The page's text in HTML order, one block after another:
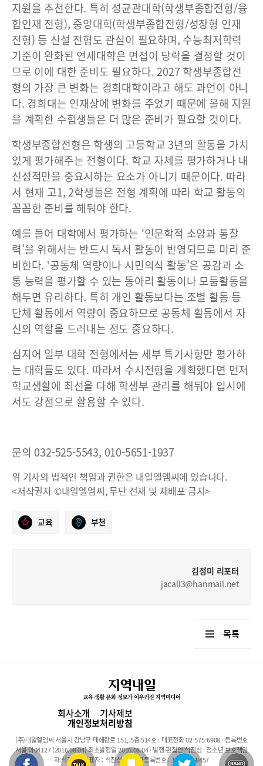
지원을 추천한다. 특히 성균관대학(학생부종합전형/융
합인재 전형), 중앙대학(학생부종합전형/성장형 인재
전형) 등 신설 전형도 관심이 필요하며, 수능최저학력
기준이 완화된 연세대학은 면접이 당락을 결정할 것이
므로 이에 대한 준비도 필요하다. 2027 학생부종합전
형의 가장 큰 변화는 경희대학이라고 해도 과언이 아니
다. 경희대는 인재상에 변화를 주었기 때문에 올해 지원
을 계획한 수험생들은 더 많은 준비가 필요할 것이다.
학생부종합전형은 학생의 고등학교 3년의 활동을 가치
있게 평가해주는 전형이다. 학교 자체를 평가하거나 내
신성적만을 중요시하는 요소가 아니기 때문이다. 따라
서 현재 고1, 2학생들은 전형 계획에 따라 학교 활동의
꼼꼼한 준비를 해둬야 한다.
예를 들어 대학에서 평가하는 ‘인문학적 소양과 통찰
력’을 위해서는 반드시 독서 활동이 반영되므로 미리 준
비한다. ‘공동체 역량이나 시민의식 활동’은 공감과 소
통 능력을 평가할 수 있는 동아리 활동이나 모둠활동을
해두면 유리하다. 특히 개인 활동보다는 조별 활동 등
단체 활동에서 역량이 중요하므로 공동체 활동에서 자
신의 역할을 드러내는 점도 중요하다.
심지어 일부 대학 전형에서는 세부 특기사항만 평가하
는 대학들도 있다. 따라서 수시전형을 계획했다면 먼저
학교생활에 최선을 다해 학생부 관리를 해둬야 입시에
서도 강점으로 활용할 수 있다.
문의 032-525-5543, 010-5651-1937
위 기사의 법적인 책임과 권한은 내일엘엠씨에 있습니다.
<저작권자 ©내일엘엠씨, 무단 전재 및 재배포 금지>
교육 부천
김정미 리포터
jacall3@hanmail.net
목록
회사소개 기사제보
개인정보처리방침
(주)내일엘엠씨 서울시 강남구 테헤란로 151, 5층 514호 · 대표전화 02-575-6908 · 등록번호
서울 아04127 (2016.08.04) 최초발행일 2016.08.04 · 발행·편집인:석진성 · 청소년 보호책임
자:석진성 · 대표자 : 석진성 · 사업자등록번호 : 101-86-68457